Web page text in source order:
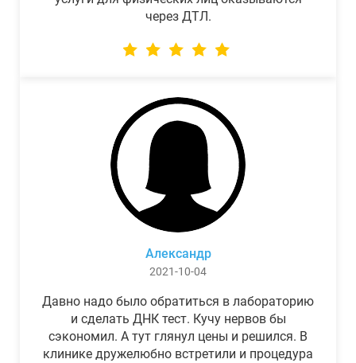
через ДТЛ.
Александр
2021-10-04
Давно надо было обратиться в лабораторию
и сделать ДНК тест. Кучу нервов бы
сэкономил. А тут глянул цены и решился. В
клинике дружелюбно встретили и процедура